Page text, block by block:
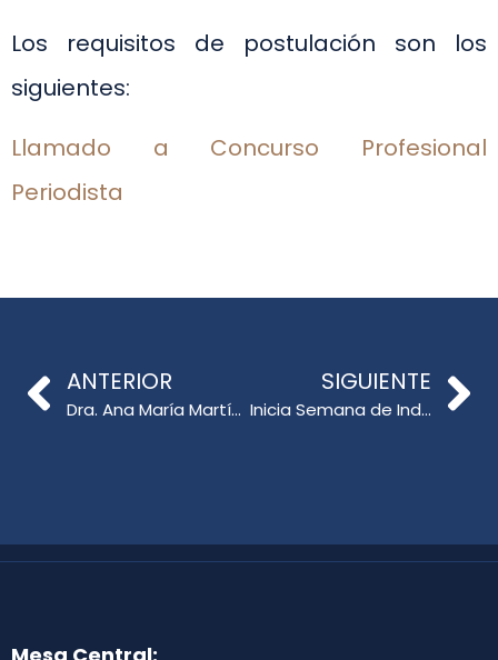
Los requisitos de postulación son los
siguientes:
Llamado a Concurso Profesional
Periodista
ANTERIOR
Dra. Ana María Martín Cuadrado dicta Seminario web sobre el uso de TIC
SIGUIENTE
Inicia Semana de Inducción Generación 2021